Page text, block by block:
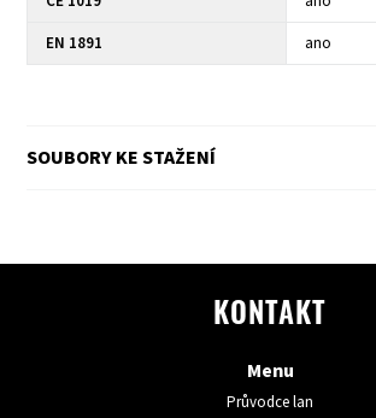
EN 1891
ano
SOUBORY KE STAŽENÍ
KONTAKT
Menu
Průvodce lan